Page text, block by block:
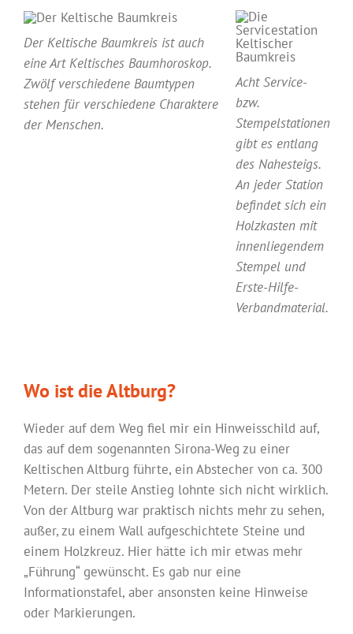
Der Keltische Baumkreis ist auch
eine Art Keltisches Baumhoroskop.
Zwölf verschiedene Baumtypen
stehen für verschiedene Charaktere
der Menschen.
Acht Service-
bzw.
Stempelstationen
gibt es entlang
des Nahesteigs.
An jeder Station
befindet sich ein
Holzkasten mit
innenliegendem
Stempel und
Erste-Hilfe-
Verbandmaterial.
Wo ist die Altburg?
Wieder auf dem Weg fiel mir ein Hinweisschild auf,
das auf dem sogenannten Sirona-Weg zu einer
Keltischen Altburg führte, ein Abstecher von ca. 300
Metern. Der steile Anstieg lohnte sich nicht wirklich.
Von der Altburg war praktisch nichts mehr zu sehen,
außer, zu einem Wall aufgeschichtete Steine und
einem Holzkreuz. Hier hätte ich mir etwas mehr
„Führung“ gewünscht. Es gab nur eine
Informationstafel, aber ansonsten keine Hinweise
oder Markierungen.